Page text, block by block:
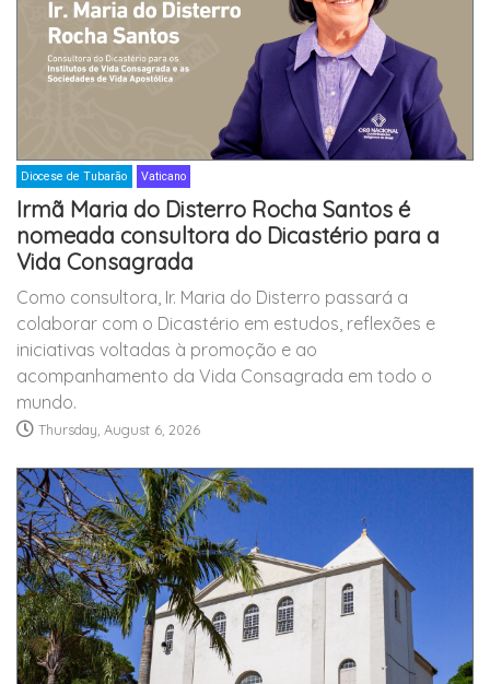
Diocese de Tubarão Vaticano
Irmã Maria do Disterro Rocha Santos é
nomeada consultora do Dicastério para a
Vida Consagrada
Como consultora, Ir. Maria do Disterro passará a
colaborar com o Dicastério em estudos, reflexões e
iniciativas voltadas à promoção e ao
acompanhamento da Vida Consagrada em todo o
mundo.
Thursday, August 6, 2026